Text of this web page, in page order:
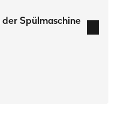
Spülmaschine